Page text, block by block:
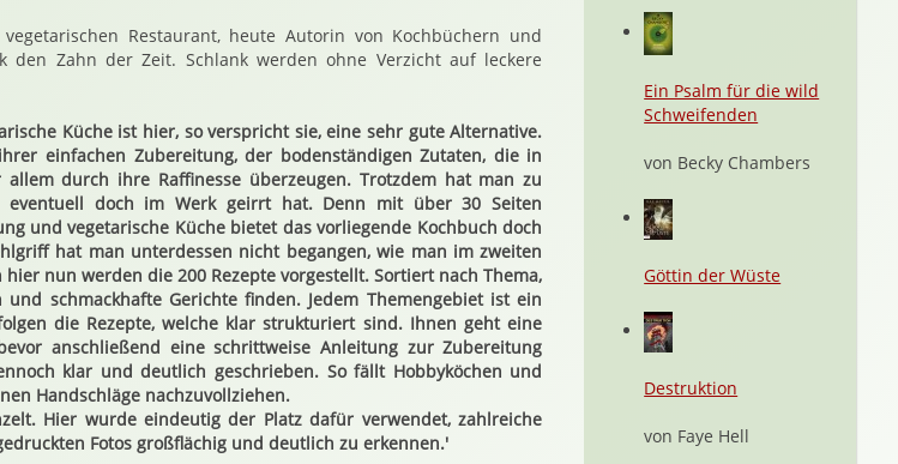
Restaurant, heute Autorin von Kochbüchern und
den Zahn der Zeit. Schlank werden ohne Verzicht auf leckere
Küche ist hier, so verspricht sie, eine sehr gute Alternative.
einfachen Zubereitung, der bodenständigen Zutaten, die in
durch ihre Raffinesse überzeugen. Trotzdem hat man zu
eventuell doch im Werk geirrt hat. Denn mit über 30 Seiten
und vegetarische Küche bietet das vorliegende Kochbuch doch
hat man unterdessen nicht begangen, wie man im zweiten
nun werden die 200 Rezepte vorgestellt. Sortiert nach Thema,
schmackhafte Gerichte finden. Jedem Themengebiet ist ein
die Rezepte, welche klar strukturiert sind. Ihnen geht eine
anschließend eine schrittweise Anleitung zur Zubereitung
klar und deutlich geschrieben. So fällt Hobbyköchen und
Handschläge nachzuvollziehen.
Hier wurde eindeutig der Platz dafür verwendet, zahlreiche
Fotos großflächig und deutlich zu erkennen.'
Ein Psalm für die wild
Schweifenden
von Becky Chambers
Göttin der Wüste
Destruktion
von Faye Hell